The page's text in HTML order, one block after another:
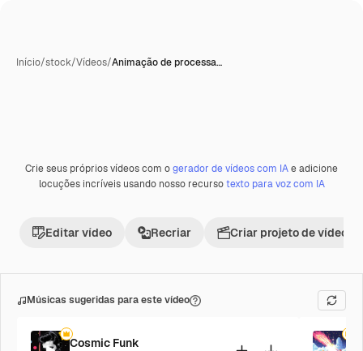
Início/stock/Vídeos/Animação de processa…
Premium
Crie seus próprios vídeos com ogerador de vídeos com IAe adicione
locuções incríveis usando nosso recursotexto para voz com IA
Editar vídeo Recriar Criar projeto de vídeo
Músicas sugeridas para este vídeo
Cosmic Funk